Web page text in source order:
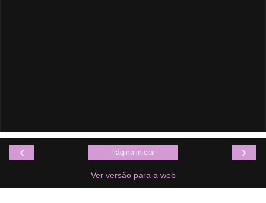
‹ ›
Página inicial
Ver versão para a web